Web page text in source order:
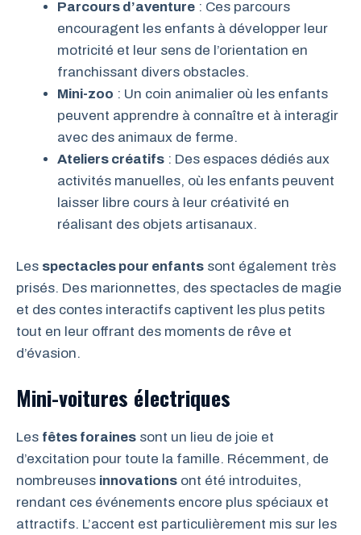
Parcours d’aventure : Ces parcours
encouragent les enfants à développer leur
motricité et leur sens de l’orientation en
franchissant divers obstacles.
Mini-zoo : Un coin animalier où les enfants
peuvent apprendre à connaître et à interagir
avec des animaux de ferme.
Ateliers créatifs : Des espaces dédiés aux
activités manuelles, où les enfants peuvent
laisser libre cours à leur créativité en
réalisant des objets artisanaux.
Les spectacles pour enfants sont également très
prisés. Des marionnettes, des spectacles de magie
et des contes interactifs captivent les plus petits
tout en leur offrant des moments de rêve et
d’évasion.
Mini-voitures électriques
Les fêtes foraines sont un lieu de joie et
d’excitation pour toute la famille. Récemment, de
nombreuses innovations ont été introduites,
rendant ces événements encore plus spéciaux et
attractifs. L’accent est particulièrement mis sur les